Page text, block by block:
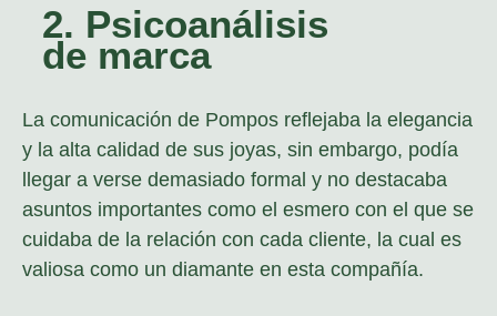
2. Psicoanálisis
de marca
La comunicación de Pompos reflejaba la elegancia
y la alta calidad de sus joyas, sin embargo, podía
llegar a verse demasiado formal y no destacaba
asuntos importantes como el esmero con el que se
cuidaba de la relación con cada cliente, la cual es
valiosa como un diamante en esta compañía.